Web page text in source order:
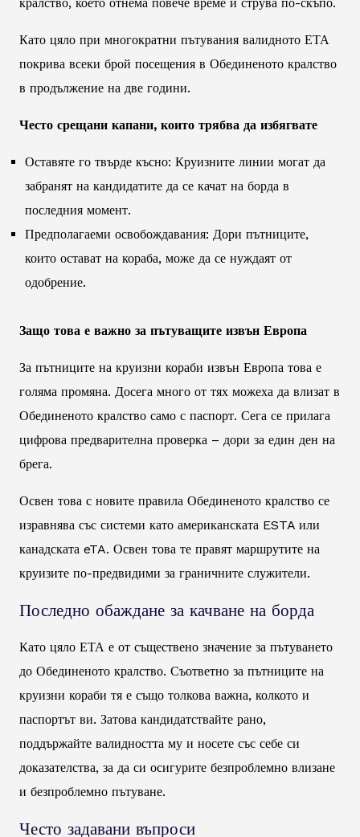
Като цяло при многократни пътувания валидното ЕТА
покрива всеки брой посещения в Обединеното кралство
в продължение на две години.
Често срещани капани, които трябва да избягвате
Оставяте го твърде късно: Круизните линии могат да
забранят на кандидатите да се качат на борда в
последния момент.
Предполагаеми освобождавания: Дори пътниците,
които остават на кораба, може да се нуждаят от
одобрение.
Защо това е важно за пътуващите извън Европа
За пътниците на круизни кораби извън Европа това е
голяма промяна. Досега много от тях можеха да влизат в
Обединеното кралство само с паспорт. Сега се прилага
цифрова предварителна проверка – дори за един ден на
брега.
Освен това с новите правила Обединеното кралство се
изравнява със системи като американската ESTA или
канадската eTA. Освен това те правят маршрутите на
круизите по-предвидими за граничните служители.
Последно обаждане за качване на борда
Като цяло ЕТА е от съществено значение за пътуването
до Обединеното кралство. Съответно за пътниците на
круизни кораби тя е също толкова важна, колкото и
паспортът ви. Затова кандидатствайте рано,
поддържайте валидността му и носете със себе си
доказателства, за да си осигурите безпроблемно влизане
и безпроблемно пътуване.
Често задавани въпроси